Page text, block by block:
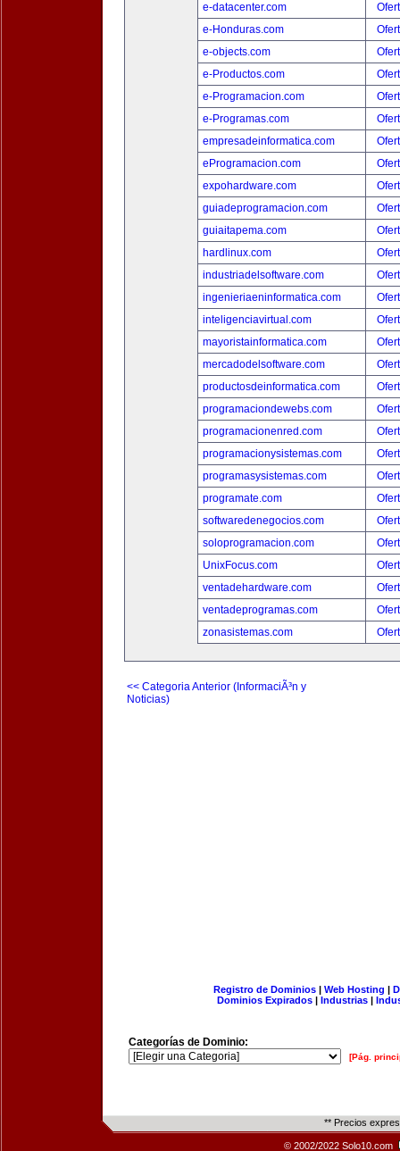
e-datacenter.com
e-Honduras.com
e-objects.com
e-Productos.com
e-Programacion.com
e-Programas.com
empresadeinformatica.com
eProgramacion.com
expohardware.com
guiadeprogramacion.com
guiaitapema.com
hardlinux.com
industriadelsoftware.com
ingenieriaeninformatica.com
inteligenciavirtual.com
mayoristainformatica.com
mercadodelsoftware.com
productosdeinformatica.com
programaciondewebs.com
programacionenred.com
programacionysistemas.com
programasysistemas.com
programate.com
softwaredenegocios.com
soloprogramacion.com
UnixFocus.com
ventadehardware.com
ventadeprogramas.com
zonasistemas.com
<< Categoria Anterior (InformaciÃ³n y
Noticias)
Registro de Dominios| Web Hosting |
Dominios Expirados | Industrias |
Categorías de Dominio:
[Pág.
** Precios
© 2002/2022 Solo10.com